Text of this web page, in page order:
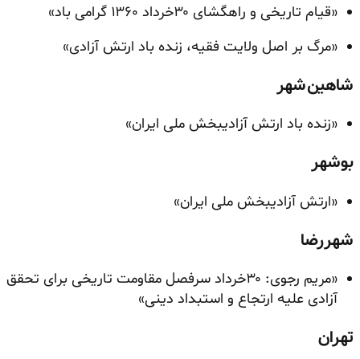
«قیام تاریخی و راهگشای ۳۰خرداد ۱۳۶۰ گرامی باد»
«مرگ بر اصل ولایت فقیه، زنده باد ارتش آزادی»
شاهین‌شهر
«زنده باد ارتش آزادیبخش ملی ایران»
بوشهر
«ارتش آزادیبخش ملی ایران»
شهررضا
«مریم رجوی: ۳۰خرداد سرفصل مقاومت تاریخی برای تحقق
آزادی علیه ارتجاع و استبداد دینی»
تهران